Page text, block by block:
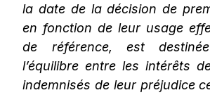
la date de la décision de
en fonction de leur usage
de référence, est
l’équilibre entre les intérêts
indemnisés de leur préjudice